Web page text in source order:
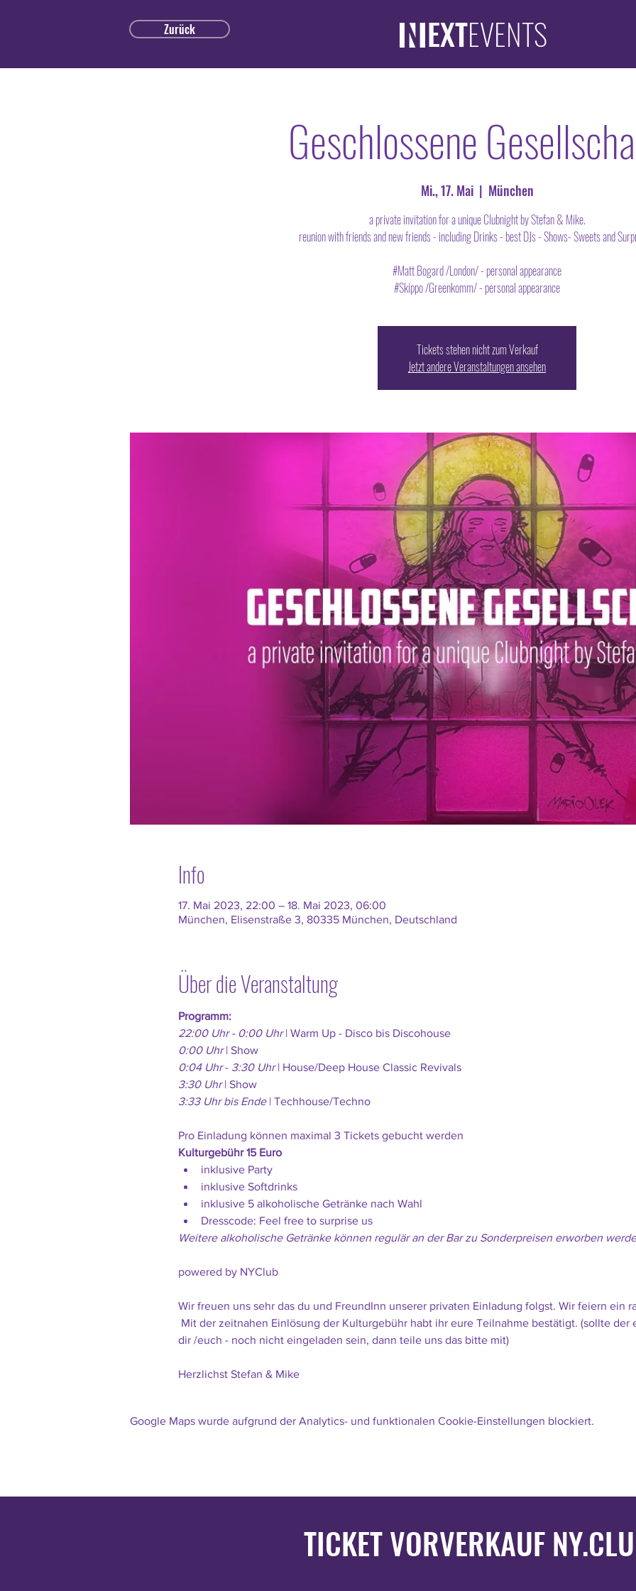
Zurück EXTEVENTS
Geschlossene
Mi., 17. Mai
  |
München
a private invitation for a unique Clubnight by Stefan & Mike.
reunion with friends and new friends - including Drinks - best DJs - Shows- Sweets and
#Matt Bogard /London/ - personal appearance
#Skippo /Greenkomm/ - personal appearance
Tickets stehen nicht zum Verkauf
Jetzt andere Veranstaltungen ansehen
Info
17. Mai 2023, 22:00 – 18. Mai 2023, 06:00
München, Elisenstraße 3, 80335 München, Deutschland
Über die Veranstaltung
Programm:
22:00 Uhr - 0:00 Uhr | Warm Up - Disco bis Discohouse
0:00 Uhr | Show
0:04 Uhr - 3:30 Uhr | House/Deep House Classic Revivals
3:30 Uhr | Show
3:33 Uhr bis Ende | Techhouse/Techno
Pro Einladung können maximal 3 Tickets gebucht werden
Kulturgebühr 15 Euro
inklusive Party
inklusive Softdrinks
inklusive 5 alkoholische Getränke nach Wahl
Dresscode: Feel free to surprise us
Weitere alkoholische Getränke können regulär an der Bar zu Sonderpreisen erworben
powered by NYClub
Wir freuen uns sehr das du und FreundInn unserer privaten Einladung folgst. Wir feiern ein
Mit der zeitnahen Einlösung der Kulturgebühr habt ihr eure Teilnahme bestätigt. (sollte
dir /euch - noch nicht eingeladen sein, dann teile uns das bitte mit)
Herzlichst Stefan & Mike
Google Maps wurde aufgrund der Analytics- und funktionalen Cookie-Einstellungen blockiert.
TICKET VORVERKAUF